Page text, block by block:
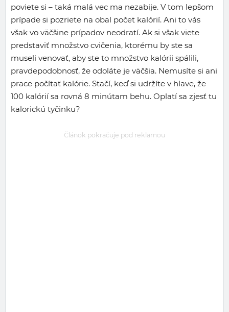
poviete si – taká malá vec ma nezabije. V tom lepšom
prípade si pozriete na obal počet kalórií. Ani to vás
však vo väčšine prípadov neodratí. Ak si však viete
predstaviť množstvo cvičenia, ktorému by ste sa
museli venovať, aby ste to množstvo kalórii spálili,
pravdepodobnosť, že odoláte je väčšia. Nemusíte si ani
prace počítať kalórie. Stačí, keď si udržíte v hlave, že
100 kalórií sa rovná 8 minútam behu. Oplatí sa zjesť tu
kalorickú tyčinku?
Článok pokračuje pod reklamou